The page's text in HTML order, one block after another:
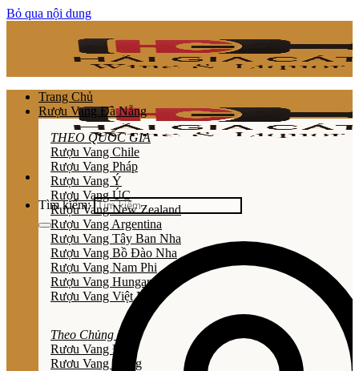
Bỏ qua nội dung
Tìm kiếm:
Trang Chủ
Rượu Vang Đà Nẵng
THEO QUỐC GIA
Rượu Vang Chile
Rượu Vang Pháp
Rượu Vang Ý
Rượu Vang ÚC
Rượu Vang New Zealand
Rượu Vang Argentina
Rượu Vang Tây Ban Nha
Rượu Vang Bồ Đào Nha
Rượu Vang Nam Phi
Rượu Vang Hungary
Rượu Vang Việt Nam
Theo Chủng Loại
Rươu Vang Đỏ
Rươu Vang Trắng